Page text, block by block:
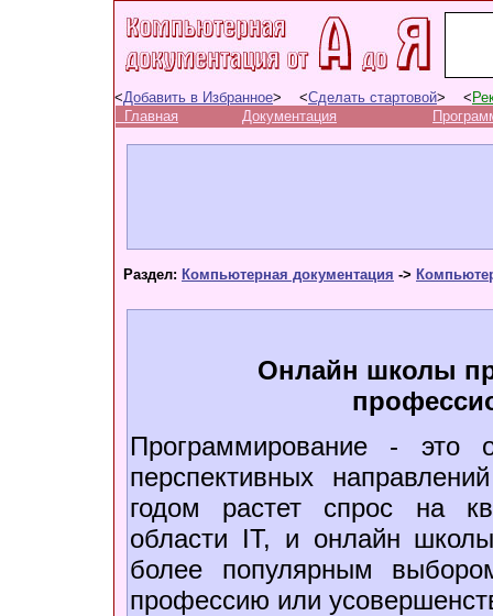
<Добавить в Избранное> <Сделать стартовой> <
Главная
Документация
Раздел: Компьютерная документация ->
Онлайн школы
Программирование - это
перспективных
годом растет спрос на
области IT, и онлайн
более популярным
профессию или